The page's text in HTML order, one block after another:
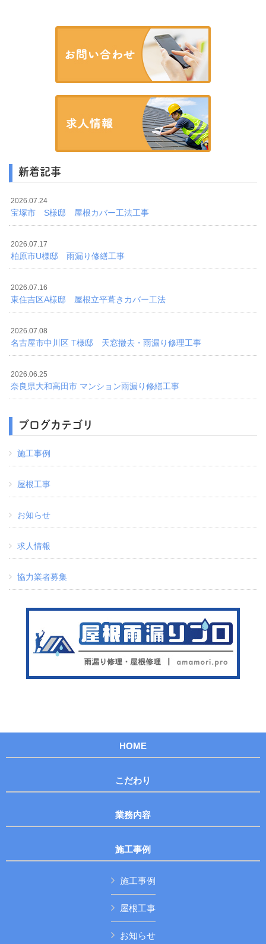
新着記事
2026.07.24
宝塚市 S様邸 屋根カバー工法工事
2026.07.17
柏原市U様邸 雨漏り修繕工事
2026.07.16
東住吉区A様邸 屋根立平葺きカバー工法
2026.07.08
名古屋市中川区 T様邸 天窓撤去・雨漏り修理工事
2026.06.25
奈良県大和高田市 マンション雨漏り修繕工事
ブログカテゴリ
施工事例
屋根工事
お知らせ
求人情報
協力業者募集
HOME
こだわり
業務内容
施工事例
施工事例
屋根工事
お知らせ